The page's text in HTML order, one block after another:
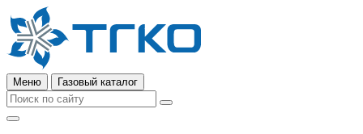
Меню Газовый каталог